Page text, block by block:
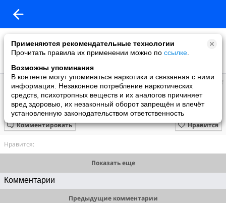
Применяются рекомендательные технологии
Прочитать правила их применении можно по ссылке
Возможны упоминания
В контенте могут упоминаться наркотики и связанная с ними
информация. Незаконное потребление наркотических
средств, психотропных веществ и их аналогов причиняет
вред здоровью, их незаконный оборот запрещён и влечёт
установленную законодательством ответственность
Наташа
добавила видео
03.05.2011
SPACE - Magic fly
Нравится
Комментировать
Нравится:
Показать еще
Комментарии
Предыдущие комментарии